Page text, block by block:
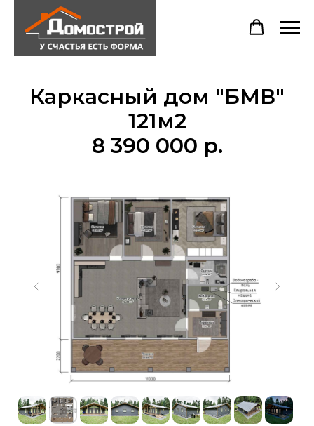
Каркасный дом "БМВ"
121м2
8 390 000 р.